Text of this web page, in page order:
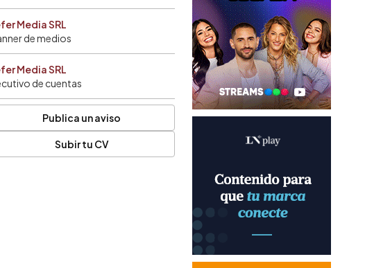
Media SRL
de medios
Media SRL
de cuentas
Publica un aviso
Subir tu CV